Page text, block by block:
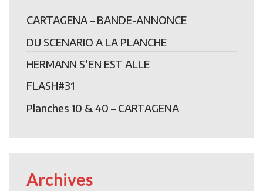
CARTAGENA – BANDE-ANNONCE
DU SCENARIO A LA PLANCHE
HERMANN S’EN EST ALLE
FLASH#31
Planches 10 & 40 – CARTAGENA
Archives